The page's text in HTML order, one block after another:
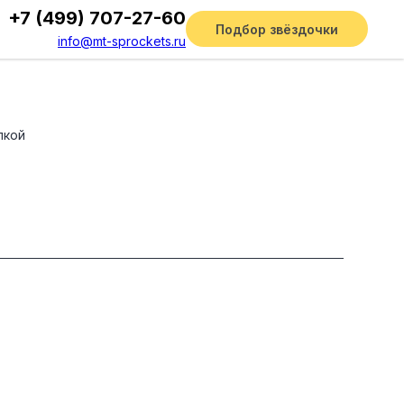
+7 (499) 707-27-60
info@mt-sprockets.ru
Подбор звёздочки